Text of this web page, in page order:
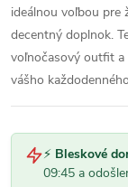
ideálnou voľbou pre
decentný doplnok.
voľnočasový outfit a
vášho
⚡ Bleskové
09:45 a